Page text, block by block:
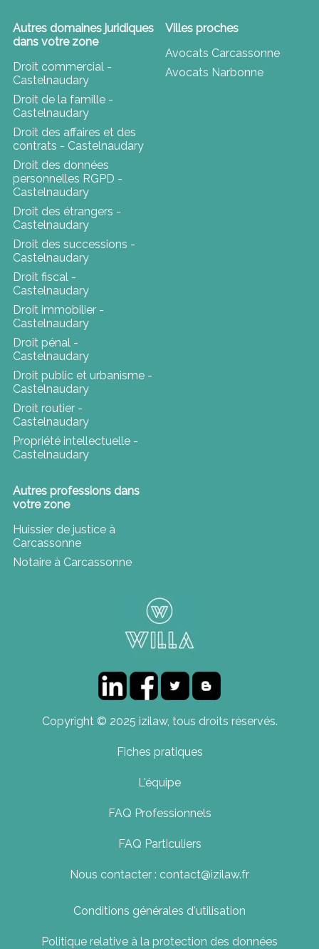
Autres domaines juridiques
dans votre zone
Droit commercial -
Castelnaudary
Droit de la famille -
Castelnaudary
Droit des affaires et des
contrats - Castelnaudary
Droit des données
personnelles RGPD -
Castelnaudary
Droit des étrangers -
Castelnaudary
Droit des successions -
Castelnaudary
Droit fiscal -
Castelnaudary
Droit immobilier -
Castelnaudary
Droit pénal -
Castelnaudary
Droit public et urbanisme -
Castelnaudary
Droit routier -
Castelnaudary
Propriété intellectuelle -
Castelnaudary
Autres professions dans
votre zone
Huissier de justice à
Carcassonne
Notaire à Carcassonne
Villes proches
Avocats Carcassonne
Avocats Narbonne
Copyright © 2025 izilaw, tous droits réservés.
Fiches pratiques
L'équipe
FAQ Professionnels
FAQ Particuliers
Nous contacter : contact@izilaw.fr
Conditions générales d'utilisation
Politique relative à la protection des données